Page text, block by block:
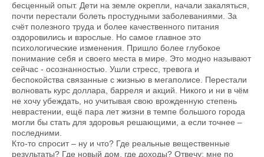
бесценный опыт. Дети на земле окрепли, начали закаляться,
почти перестали болеть простудными заболеваниями. За
счёт полезного труда и более качественного питания
оздоровились и взрослые. Но самое главное это
психологические изменения. Пришло более глубокое
понимание себя и своего места в мире. Это модно называют
сейчас - осознанностью. Ушли стресс, тревога и
беспокойства связанные с жизнью в мегаполисе. Перестали
волновать курс доллара, барреля и акций. Никого и ни в чём
не хочу убеждать, но учитывая свою врожденную степень
неврастении, ещё пара лет жизни в темпе большого города
могли бы стать для здоровья решающими, а если точнее –
последними.
Кто-то спросит – ну и что? Где реальные вещественные
результаты? Где новый дом, где доходы? Отвечу: мне по